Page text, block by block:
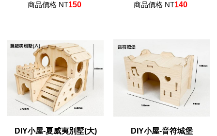
商品價格 NT150
商品價格 NT140
DIY小屋-夏威夷別墅(大)
DIY小屋-音符城堡